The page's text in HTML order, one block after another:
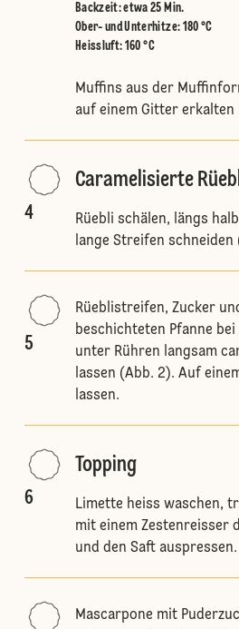
Backzeit: etwa 25 Min.
Ober- und Unterhitze: 180 °C
Heissluft: 160 °C
Muffins aus der
auf einem Gitter erkalten
4
Caramelisierte
Rüebli schälen, längs
lange Streifen schneiden
5
Rüeblistreifen, Zucker
beschichteten Pfanne
unter Rühren langsam
lassen (Abb. 2). Auf
lassen.
6
Topping
Limette heiss waschen,
mit einem Zestenreisser
und den Saft auspressen.
Mascarpone mit